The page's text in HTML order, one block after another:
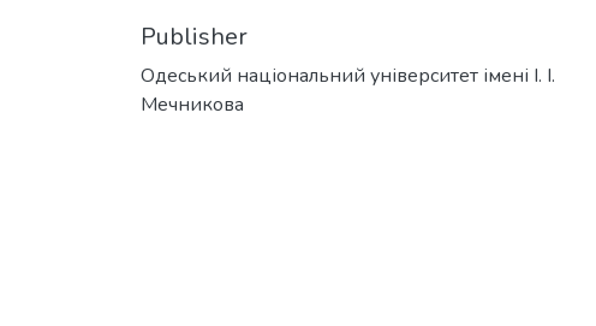
Publisher
Одеський національний університет імені І. І.
Мечникова